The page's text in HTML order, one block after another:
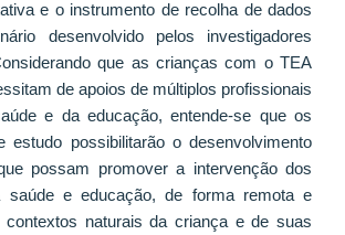
e o instrumento de recolha de dados
desenvolvido pelos investigadores
que as crianças com o TEA
de apoios de múltiplos profissionais
e da educação, entende-se que os
estudo possibilitarão o desenvolvimento
possam promover a intervenção dos
saúde e educação, de forma remota e
contextos naturais da criança e de suas